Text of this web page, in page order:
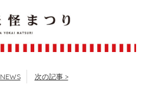
NEWS 次の記事 >